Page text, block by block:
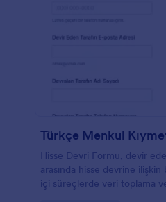
Türkçe Menkul
Hisse Devri Formu, devir
arasında hisse devrine
içi süreçlerde veri toplama